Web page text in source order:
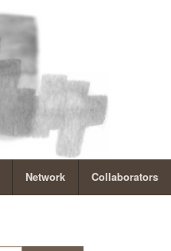
Network Collaborators